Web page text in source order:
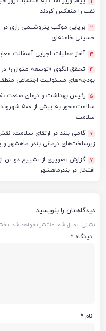
نفت را منعکس کردند
2
برپایی موکب پتروشیمی رازی
حسینی خامنه‌ای
3 آغاز عملیات اجرایی آسفالت
4
بودجه‌های مسئولیت اجتماعی
5 رئیس بهداشت و درمان صنعت
سلامت
6
گامی بلند در ارتقای سلامت؛
زیرساخت‌های درمانی بندر ماهشهر و
7 گزارش تصویری از تشییع دو
افتخار در بندرماهشهر
دیدگاهتان را بنویسید
نشانی ایمیل شما منتشر نخواهد شد.
دیدگاه *
نام *